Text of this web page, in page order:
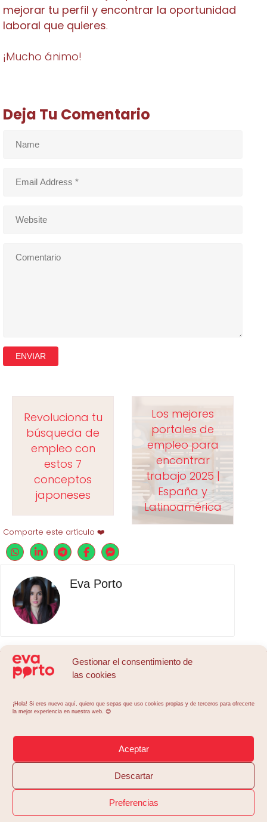
Gestionar el consentimiento de
las cookies
¡Hola! Si eres nuevo aquí, quiero que sepas que uso cookies propias y de terceros para ofrecerte
la mejor experiencia en nuestra web. 😊
Aceptar
Descartar
Preferencias
mejorar tu perfil y encontrar la oportunidad
laboral que quieres.
¡Mucho ánimo!
Deja Tu Comentario
Revoluciona tu
búsqueda de
empleo con
estos 7
conceptos
japoneses
Los mejores
portales de
empleo para
encontrar
trabajo 2025 |
España y
Latinoamérica
Comparte este artículo ❤️
Eva Porto
Términos y condiciones
Política de privacidad
Política protección de datos
Blog